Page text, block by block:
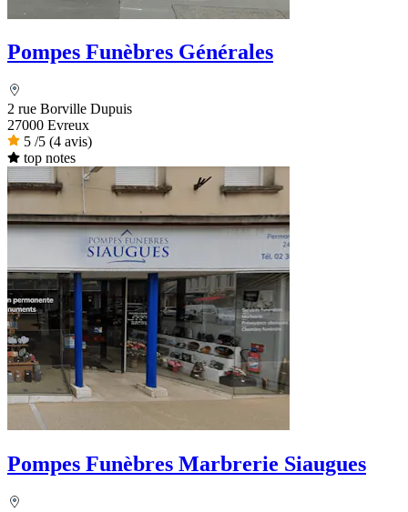
Pompes Funèbres Générales
2 rue Borville Dupuis
27000 Evreux
5 /5 (4 avis)
top notes
Pompes Funèbres Marbrerie Siaugues